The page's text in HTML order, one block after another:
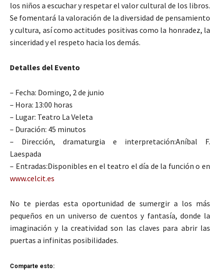
los niños a escuchar y respetar el valor cultural de los libros.
Se fomentará la valoración de la diversidad de pensamiento
y cultura, así como actitudes positivas como la honradez, la
sinceridad y el respeto hacia los demás.
Detalles del Evento
– Fecha: Domingo, 2 de junio
– Hora: 13:00 horas
– Lugar: Teatro La Veleta
– Duración: 45 minutos
– Dirección, dramaturgia e interpretación:Aníbal F.
Laespada
– Entradas:Disponibles en el teatro el día de la función o en
www.celcit.es
No te pierdas esta oportunidad de sumergir a los más
pequeños en un universo de cuentos y fantasía, donde la
imaginación y la creatividad son las claves para abrir las
puertas a infinitas posibilidades.
Comparte esto: